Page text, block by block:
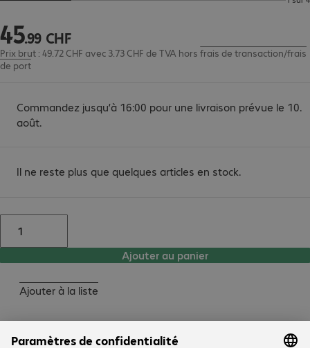
45.99 CHF
45.99 CHF
Prix brut : 49.72 CHF avec 3.73 CHF de TVA hors frais de transaction/frais
de port
Commandez jusqu’à 16:00 pour une livraison prévue le 10.
août.
Il ne reste plus que quelques articles en stock.
Ajouter au panier
Ajouter à la liste